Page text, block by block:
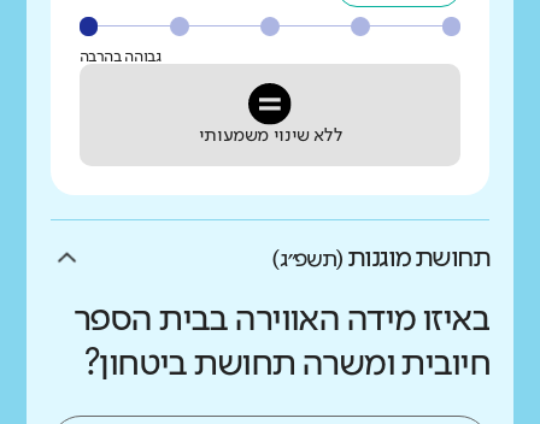
גבוהה בהרבה
ללא שינוי משמעותי
תחושת מוגנות (תשפ״ג)
באיזו מידה האווירה בבית הספר
חיובית ומשרה תחושת ביטחון?